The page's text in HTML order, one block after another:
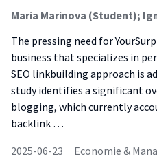
The pressing need for
business that specializes in
SEO linkbuilding approach is
study identifies a significant
blogging, which currently
backlink …
2025-06-23
Economie &